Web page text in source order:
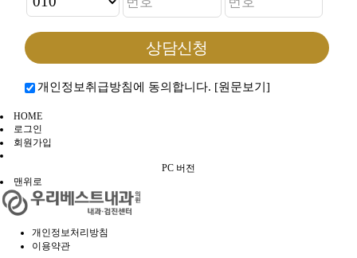
개인정보취급방침에 동의합니다. [원문보기]
HOME
로그인
회원가입
PC 버전
맨위로
개인정보처리방침
이용약관